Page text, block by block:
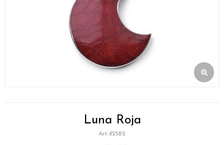
Luna Roja
825B2